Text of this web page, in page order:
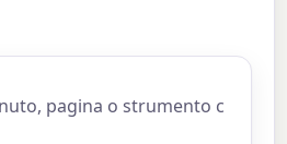
pagina o strumento c